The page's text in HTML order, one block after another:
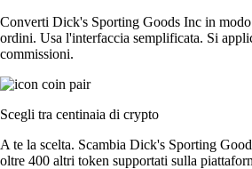
Converti Dick's Sporting Goods Inc in modo
ordini. Usa l'interfaccia semplificata. Si
commissioni.
Scegli tra centinaia di crypto
A te la scelta. Scambia Dick's Sporting
oltre 400 altri token supportati sulla